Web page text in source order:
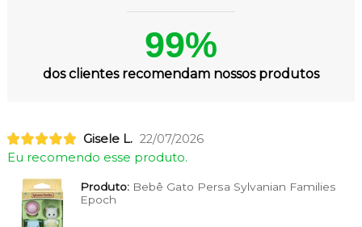
99%
dos clientes recomendam nossos produtos
Gisele L. 22/07/2026
Eu recomendo esse produto.
Produto:Bebê Gato Persa Sylvanian Families
Epoch